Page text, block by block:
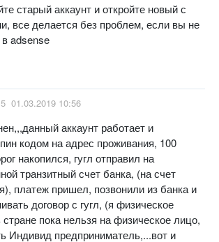
старый аккаунт и откройте новый с
все делается без проблем, если вы не
adsense
01.03.2019 10:56
аккаунт работает и
кодом на адрес проживания, 100
накопился, гугл отправил на
транзитный счет банка, (на счет
платеж пришел, позвонили из банка и
договор с гугл, (я физическое
пока нельзя на физическое лицо,
Индивид предприниматель,...вот и